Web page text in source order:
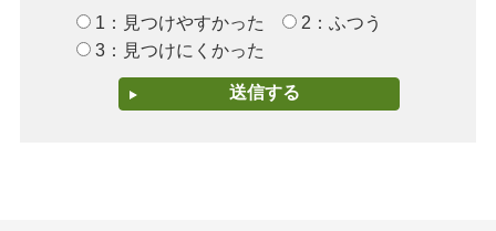
1：見つけやすかった
2：ふつう
3：見つけにくかった